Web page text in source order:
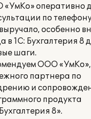
оперативно
по
особенно
в 1С: Бухгалтерия 8
шаги.
ООО
партнера по
и
продукта
8».